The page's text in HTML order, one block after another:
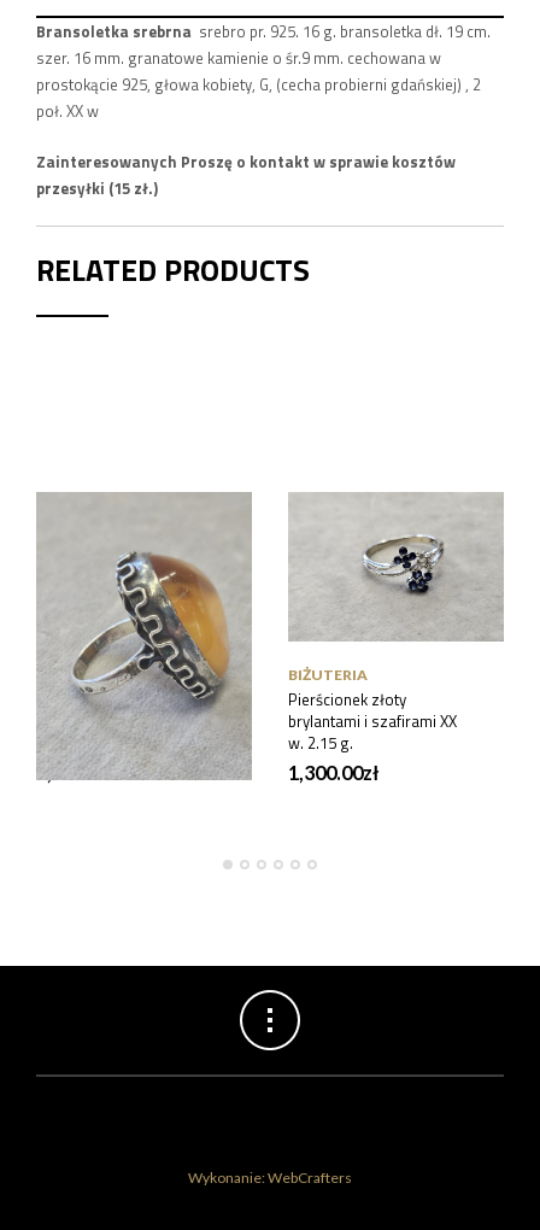
Bransoletka srebrna srebro pr. 925. 16 g. bransoletka dł. 19 cm.
szer. 16 mm. granatowe kamienie o śr.9 mm. cechowana w
prostokącie 925, głowa kobiety, G, (cecha probierni gdańskiej) , 2
poł. XX w
Zainteresowanych Proszę o kontakt w sprawie kosztów
przesyłki (15 zł.)
RELATED PRODUCTS
BIŻUTERIA
Pierścionek srebrny z
bursztynem Warszawa
lata 1963-1986, 13,8 g.
1,000.00 zł
BIŻUTERIA
Pierścionek złoty
brylantami i szafirami XX
w. 2.15 g.
1,300.00zł
Wykonanie: WebCrafters